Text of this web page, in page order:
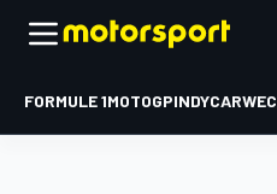
FORMULE 1MOTOGPINDYCARWEC